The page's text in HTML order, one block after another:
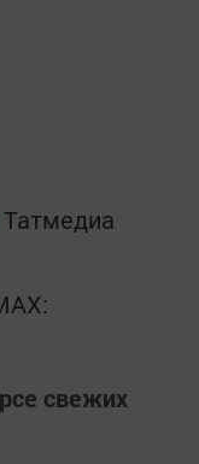
Татмедиа
свежих